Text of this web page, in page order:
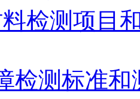
检测项目
检测标准和